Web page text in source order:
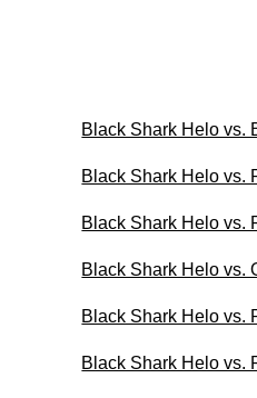
Black Shark Helo vs.
Black Shark Helo vs.
Black Shark Helo vs.
Black Shark Helo vs.
Black Shark Helo vs.
Black Shark Helo vs.